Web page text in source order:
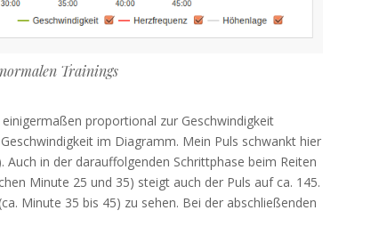
Trainings
proportional zur Geschwindigkeit
im Diagramm. Mein Puls schwankt hier
in der darauffolgenden Schrittphase beim Reiten
Minute 25 und 35) steigt auch der Puls auf ca. 145.
Minute 35 bis 45) zu sehen. Bei der abschließenden